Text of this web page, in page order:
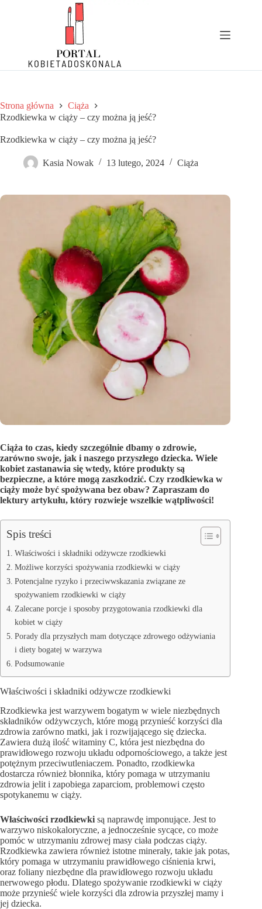
Strona główna
Ciąża
Rzodkiewka w ciąży – czy można ją jeść?
Rzodkiewka w ciąży – czy można ją jeść?
Kasia Nowak 13 lutego, 2024 Ciąża
Ciąża to czas, kiedy szczególnie dbamy o zdrowie,
zarówno swoje, jak i naszego przyszłego dziecka. Wiele
kobiet zastanawia się wtedy, które produkty są
bezpieczne, a które mogą zaszkodzić. Czy rzodkiewka w
ciąży może być spożywana bez obaw? Zapraszam do
lektury artykułu, który rozwieje wszelkie wątpliwości!
Spis treści
Właściwości i składniki odżywcze rzodkiewki
Możliwe korzyści spożywania rzodkiewki w ciąży
Potencjalne ryzyko i przeciwwskazania związane ze
spożywaniem rzodkiewki w ciąży
Zalecane porcje i sposoby przygotowania rzodkiewki dla
kobiet w ciąży
Porady dla przyszłych mam dotyczące zdrowego odżywiania
i diety bogatej w warzywa
Podsumowanie
Właściwości i składniki odżywcze rzodkiewki
Rzodkiewka jest warzywem bogatym w wiele niezbędnych
składników odżywczych, które mogą przynieść korzyści dla
zdrowia zarówno matki, jak i rozwijającego się dziecka.
Zawiera dużą ilość witaminy C, która jest niezbędna do
prawidłowego rozwoju układu odpornościowego, a także jest
potężnym przeciwutleniaczem. Ponadto, rzodkiewka
dostarcza również błonnika, który pomaga w utrzymaniu
zdrowia jelit i zapobiega zaparciom, problemowi często
spotykanemu w ciąży.
Właściwości rzodkiewki są naprawdę imponujące. Jest to
warzywo niskokaloryczne, a jednocześnie sycące, co może
pomóc w utrzymaniu zdrowej masy ciała podczas ciąży.
Rzodkiewka zawiera również istotne minerały, takie jak potas,
który pomaga w utrzymaniu prawidłowego ciśnienia krwi,
oraz foliany niezbędne dla prawidłowego rozwoju układu
nerwowego płodu. Dlatego spożywanie rzodkiewki w ciąży
może przynieść wiele korzyści dla zdrowia przyszłej mamy i
jej dziecka.